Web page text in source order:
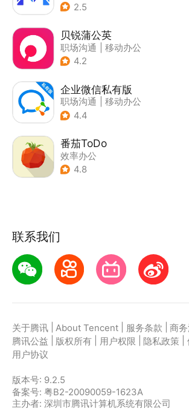
2.5
贝锐蒲公英
职场沟通
移动办公
4.2
企业微信私有版
职场沟通
移动办公
4.4
番茄ToDo
效率办公
4.8
联系我们
关于腾讯 About Tencent 服务条款 商
腾讯公益
版权所有 用户权限 隐私政策
用户协议
版本号: 9.2.5
备案号: 粤B2-20090059-1623A
主办者: 深圳市腾讯计算机系统有限公司